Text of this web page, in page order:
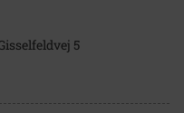
5